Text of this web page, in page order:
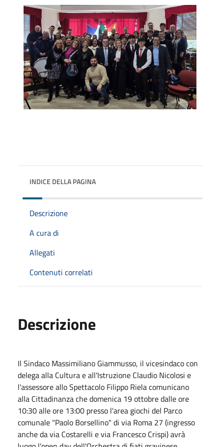
INDICE DELLA PAGINA
Descrizione
A cura di
Allegati
Contenuti correlati
Descrizione
Il Sindaco Massimiliano Giammusso, il vicesindaco con
delega alla Cultura e all'Istruzione Claudio Nicolosi e
l'assessore allo Spettacolo Filippo Riela comunicano
alla Cittadinanza che domenica 19 ottobre dalle ore
10:30 alle ore 13:00 presso l'area giochi del Parco
comunale "Paolo Borsellino" di via Roma 27 (ingresso
anche da via Costarelli e via Francesco Crispi) avrà